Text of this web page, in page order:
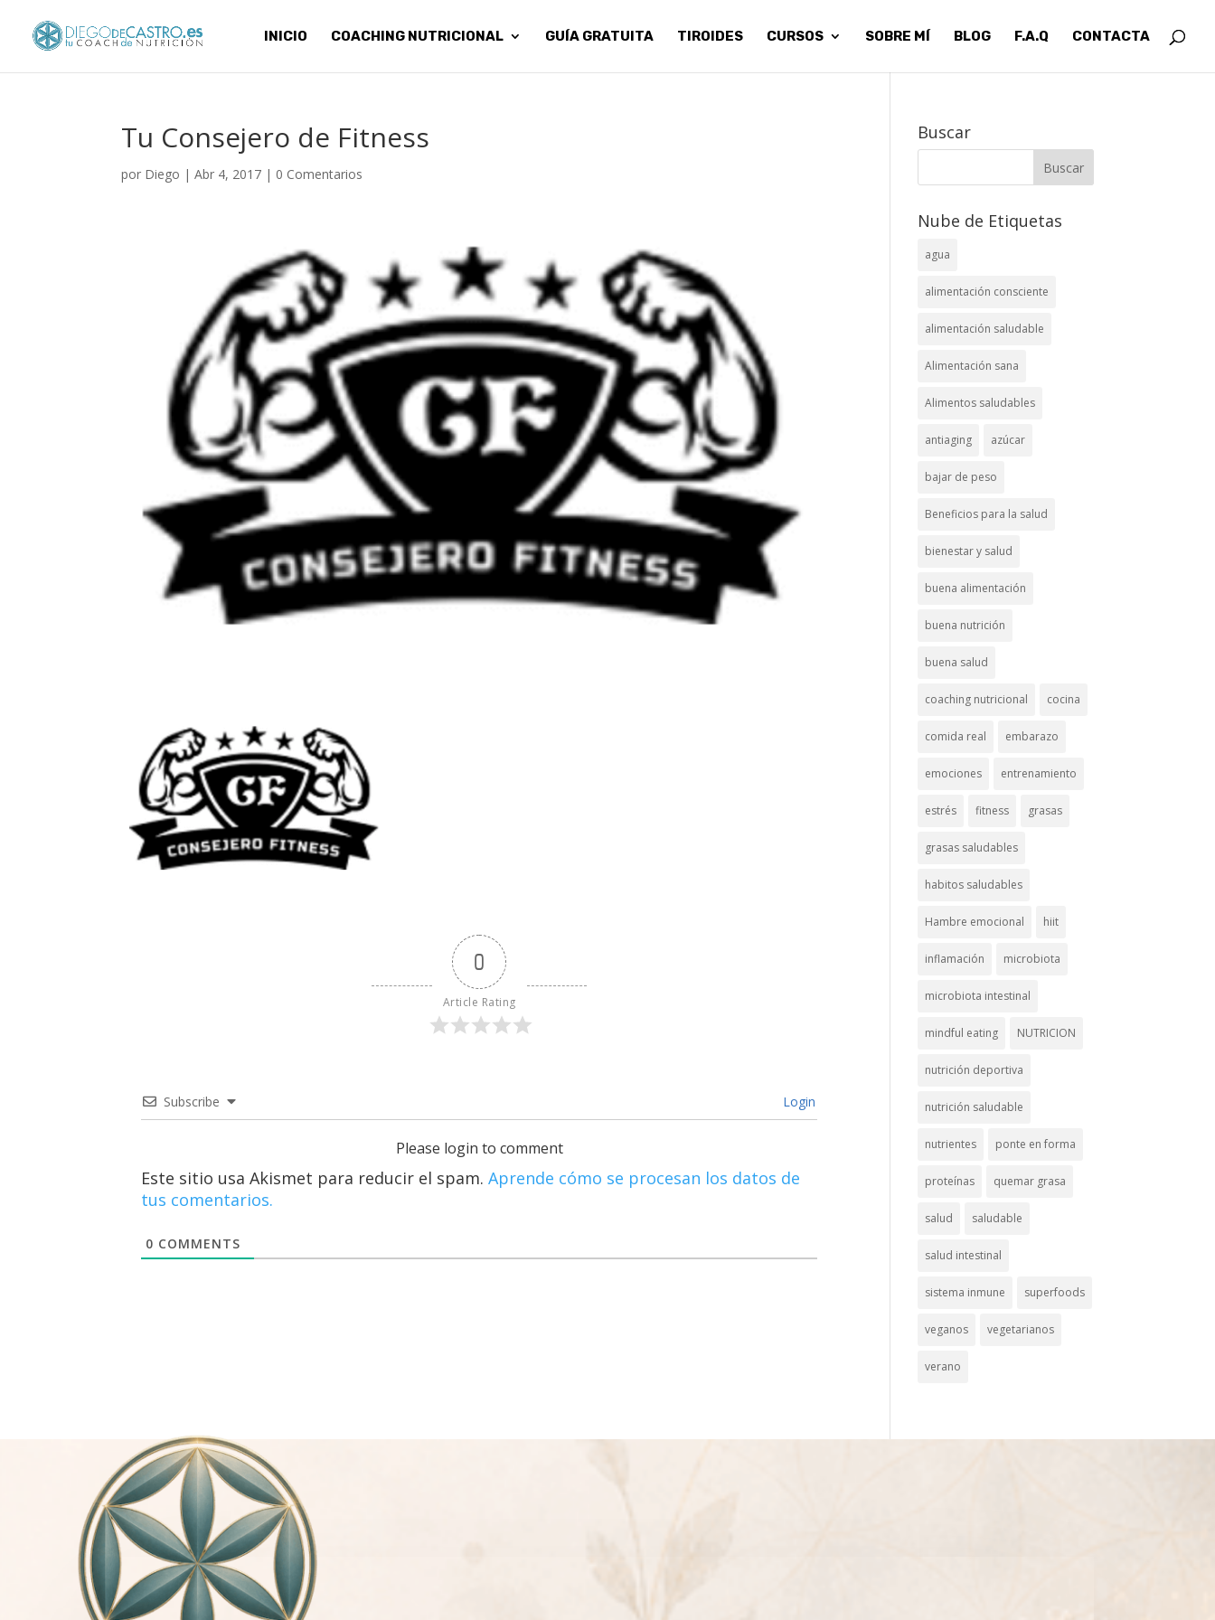
INICIO COACHING NUTRICIONAL GUÍA GRATUITA TIROIDES CURSOS SOBRE MÍ BLOG F.A.Q CONTACTA
Tu Consejero de Fitness
por Diego |Abr 4, 2017 | 0 Comentarios
0
Article Rating
Subscribe Login
Please login to comment
Este sitio usa Akismet para reducir el spam.Aprende cómo se procesan los datos de
tus comentarios.
0 COMMENTS
Buscar
Nube de Etiquetas
agua
alimentación consciente
alimentación saludable
Alimentación sana
Alimentos saludables
antiaging azúcar
bajar de peso
Beneficios para la salud
bienestar y salud
buena alimentación
buena nutrición
buena salud
coaching nutricional cocina
comida real embarazo
emociones entrenamiento
estrés fitness grasas
grasas saludables
habitos saludables
Hambre emocional hiit
inflamación microbiota
microbiota intestinal
mindful eating NUTRICION
nutrición deportiva
nutrición saludable
nutrientes ponte en forma
proteínas quemar grasa
salud saludable
salud intestinal
sistema inmune superfoods
veganos vegetarianos
verano